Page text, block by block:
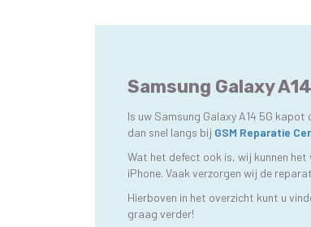
Samsung Galaxy
Is uw Samsung Galaxy A14 5G
dan snel langs bij GSM Reparatie
Wat het defect ook is, wij kunnen het
iPhone. Vaak verzorgen wij de
Hierboven in het overzicht kunt u
graag verder!